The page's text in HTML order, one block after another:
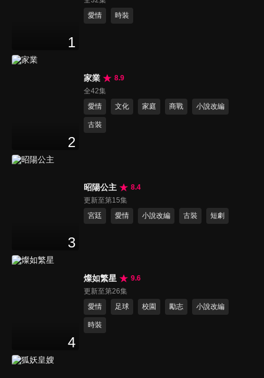
1
愛情
時裝
2
家業
8.9
全42集
愛情
文化 家庭 商戰 小說改編
古裝
3
昭陽公主
8.4
更新至第15集
宮廷
愛情 小說改編 古裝 短劇
4
燦如繁星
9.6
更新至第26集
愛情
足球 校園 勵志 小說改編
時裝